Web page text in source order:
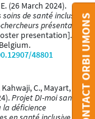
(26 March 2024).
de santé inclusifs
présentant
presentation].
48801
C., Mayart, A.,
Projet DI-moi santé !
la déficience
CONTACT ORBI UMONS